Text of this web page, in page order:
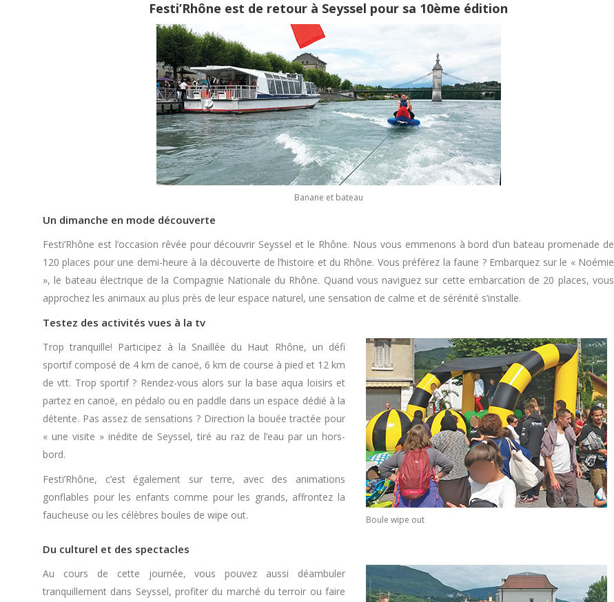
Festi’Rhône est de retour à Seyssel pour sa 10ème édition
Banane et bateau
Un dimanche en mode découverte
Festi’Rhône est l’occasion rêvée pour découvrir Seyssel et le Rhône. Nous vous emmenons à bord d’un bateau promenade de
120 places pour une demi-heure à la découverte de l’histoire et du Rhône. Vous préférez la faune ? Embarquez sur le « Noémie
», le bateau électrique de la Compagnie Nationale du Rhône. Quand vous naviguez sur cette embarcation de 20 places, vous
approchez les animaux au plus près de leur espace naturel, une sensation de calme et de sérénité s’installe.
Testez des activités vues à la tv
Boule wipe out
Trop tranquille! Participez à la Snaillée du Haut Rhône, un défi
sportif composé de 4 km de canoë, 6 km de course à pied et 12 km
de vtt. Trop sportif ? Rendez-vous alors sur la base aqua loisirs et
partez en canoë, en pédalo ou en paddle dans un espace dédié à la
détente. Pas assez de sensations ? Direction la bouée tractée pour
« une visite » inédite de Seyssel, tiré au raz de l’eau par un hors-
bord.
Festi’Rhône, c’est également sur terre, avec des animations
gonflables pour les enfants comme pour les grands, affrontez la
faucheuse ou les célèbres boules de wipe out.
Du culturel et des spectacles
Au cours de cette journée, vous pouvez aussi déambuler
tranquillement dans Seyssel, profiter du marché du terroir ou faire